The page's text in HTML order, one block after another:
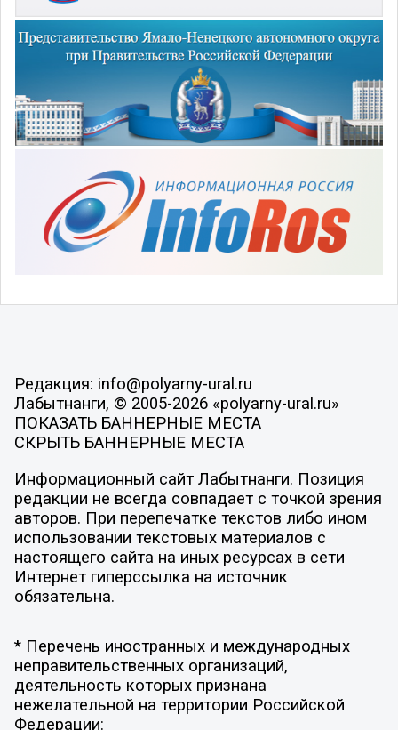
Редакция: info@polyarny-ural.ru
Лабытнанги, © 2005-2026 «polyarny-ural.ru»
ПОКАЗАТЬ БАННЕРНЫЕ МЕСТА
СКРЫТЬ БАННЕРНЫЕ МЕСТА
Информационный сайт Лабытнанги. Позиция
редакции не всегда совпадает с точкой зрения
авторов. При перепечатке текстов либо ином
использовании текстовых материалов с
настоящего сайта на иных ресурсах в сети
Интернет гиперссылка на источник
обязательна.
* Перечень иностранных и международных
неправительственных организаций,
деятельность которых признана
нежелательной на территории Российской
Федерации: